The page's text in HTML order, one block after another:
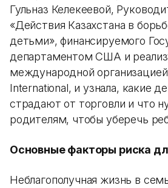
Гульназ Келекеевой,
«Действия Казахстана в
детьми», финансируемого
департаментом США и
международной
International, и узнала, какие
страдают от торговли и что
родителям, чтобы уберечь
Основные факторы риска
Неблагополучная жизнь в